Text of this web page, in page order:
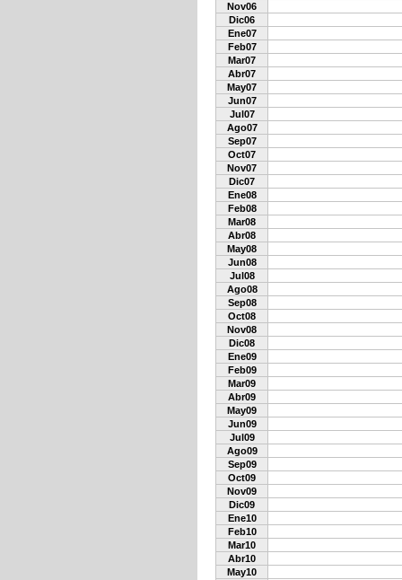
Nov06
Dic06
Ene07
Feb07
Mar07
Abr07
May07
Jun07
Jul07
Ago07
Sep07
Oct07
Nov07
Dic07
Ene08
Feb08
Mar08
Abr08
May08
Jun08
Jul08
Ago08
Sep08
Oct08
Nov08
Dic08
Ene09
Feb09
Mar09
Abr09
May09
Jun09
Jul09
Ago09
Sep09
Oct09
Nov09
Dic09
Ene10
Feb10
Mar10
Abr10
May10